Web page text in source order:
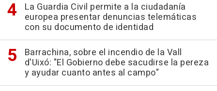
La Guardia Civil permite a la ciudadanía
europea presentar denuncias telemáticas
con su documento de identidad
Barrachina, sobre el incendio de la Vall
d'Uixó: "El Gobierno debe sacudirse la pereza
y ayudar cuanto antes al campo"